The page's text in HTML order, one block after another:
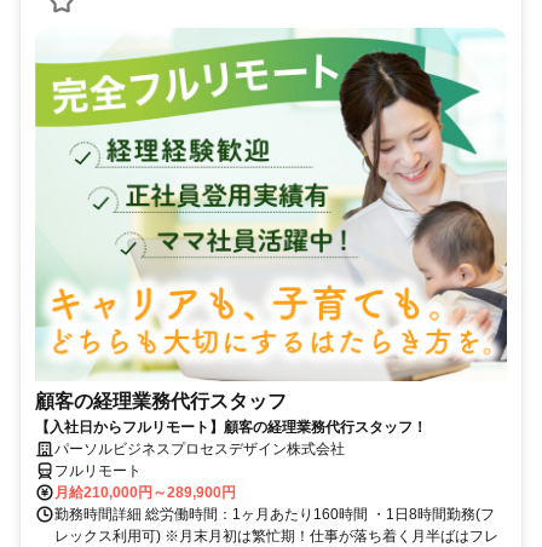
顧客の経理業務代行スタッフ
【入社日からフルリモート】顧客の経理業務代行スタッフ！
パーソルビジネスプロセスデザイン株式会社
フルリモート
月給210,000円～289,900円
勤務時間詳細 総労働時間：1ヶ月あたり160時間 ・1日8時間勤務(フ
レックス利用可) ※月末月初は繁忙期！仕事が落ち着く月半ばはフレ